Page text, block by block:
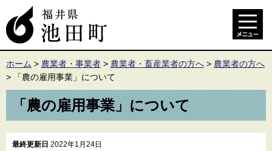
ホーム > 農業者・事業者 > 農業者・畜産業者の方へ > 農業者の方へ
>
「農の雇用事業」について
「農の雇用事業」について
最終更新日 2022年1月24日